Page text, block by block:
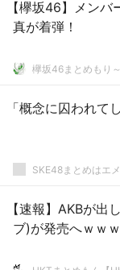
【欅坂46】メン
真が着弾！
欅坂46まとめもり～
「概念に囚われて
SKE48まとめはエ
【速報】AKBが出
ブ)が発売へｗｗ